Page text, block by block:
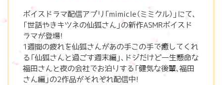
ボイスドラマ配信アプリ「mimicle（ミミクル）」にて、
「世話やきキツネの仙狐さん」の新作ASMRボイスド
ラマが登場！
1週間の疲れを仙狐さんがあの手この手で癒してくれ
る「仙狐さんと過ごす週末編」、ドジだけど一生懸命な
福田さんと夜の会社でお泊りする「健気な後輩、福田
さん編」の2作品がそれぞれ配信中！